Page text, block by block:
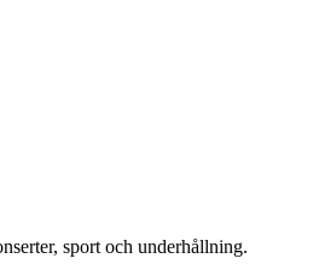
sport och underhållning.